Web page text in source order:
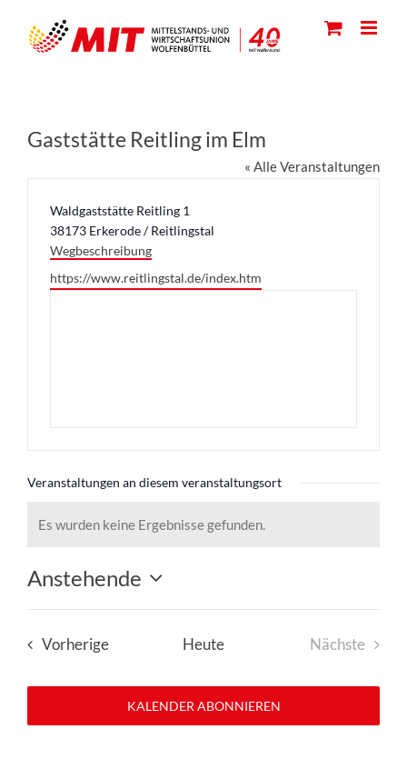
content
Gaststätte Reitling im Elm
« Alle Veranstaltungen
Adresse
Waldgaststätte Reitling 1
38173 Erkerode / Reitlingstal
Wegbeschreibung
Webseite
https://www.reitlingstal.de/index.htm
Veranstaltungen an diesem veranstaltungsort
Hinweis
Es wurden keine Ergebnisse gefunden.
Anstehende
VorherigeVeranstaltungen
Heute
Nächste
KALENDER ABONNIEREN